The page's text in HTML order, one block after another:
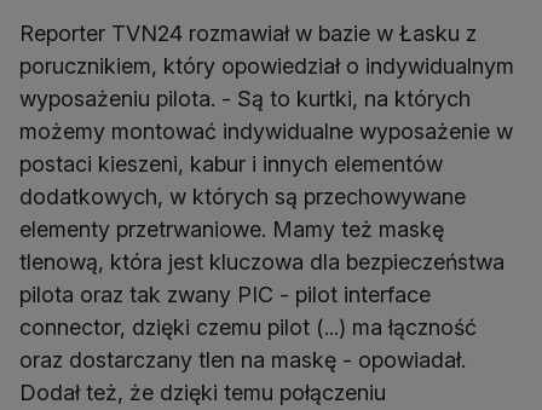
Reporter TVN24 rozmawiał w bazie w Łasku z
porucznikiem, który opowiedział o indywidualnym
wyposażeniu pilota. - Są to kurtki, na których
możemy montować indywidualne wyposażenie w
postaci kieszeni, kabur i innych elementów
dodatkowych, w których są przechowywane
elementy przetrwaniowe. Mamy też maskę
tlenową, która jest kluczowa dla bezpieczeństwa
pilota oraz tak zwany PIC - pilot interface
connector, dzięki czemu pilot (...) ma łączność
oraz dostarczany tlen na maskę - opowiadał.
Dodał też, że dzięki temu połączeniu